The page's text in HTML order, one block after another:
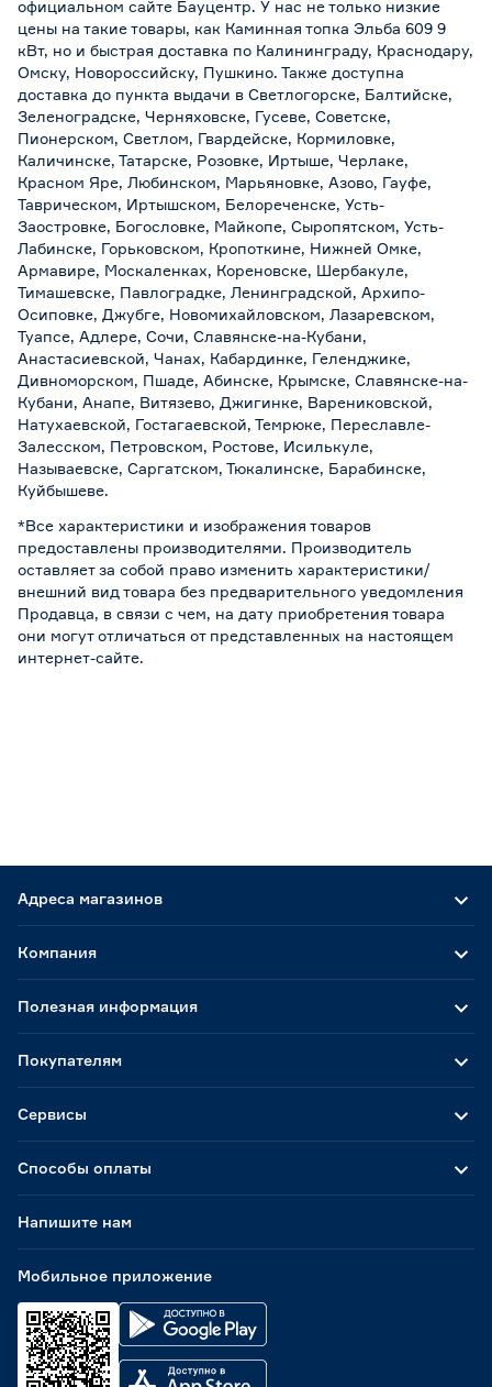
официальном сайте Бауцентр. У нас не только низкие
цены на такие товары, как Каминная топка Эльба 609 9
кВт, но и быстрая доставка по Калининграду, Краснодару,
Омску, Новороссийску, Пушкино. Также доступна
доставка до пункта выдачи в Светлогорске, Балтийске,
Зеленоградске, Черняховске, Гусеве, Советске,
Пионерском, Светлом, Гвардейске, Кормиловке,
Каличинске, Татарске, Розовке, Иртыше, Черлаке,
Красном Яре, Любинском, Марьяновке, Азово, Гауфе,
Таврическом, Иртышском, Белореченске, Усть-
Заостровке, Богословке, Майкопе, Сыропятском, Усть-
Лабинске, Горьковском, Кропоткине, Нижней Омке,
Армавире, Москаленках, Кореновске, Шербакуле,
Тимашевске, Павлоградке, Ленинградской, Архипо-
Осиповке, Джубге, Новомихайловском, Лазаревском,
Туапсе, Адлере, Сочи, Славянске-на-Кубани,
Анастасиевской, Чанах, Кабардинке, Геленджике,
Дивноморском, Пшаде, Абинске, Крымске, Славянске-на-
Кубани, Анапе, Витязево, Джигинке, Варениковской,
Натухаевской, Гостагаевской, Темрюке, Переславле-
Залесском, Петровском, Ростове, Исилькуле,
Называевске, Саргатском, Тюкалинске, Барабинске,
Куйбышеве.
*Все характеристики и изображения товаров
предоставлены производителями. Производитель
оставляет за собой право изменить характеристики/
внешний вид товара без предварительного уведомления
Продавца, в связи с чем, на дату приобретения товара
они могут отличаться от представленных на настоящем
интернет-сайте.
Адреса магазинов
Способы оплаты
Мобильное приложение
Компания
Полезная информация
Покупателям
Сервисы
Напишите нам